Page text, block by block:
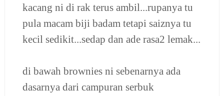
kacang ni di rak terus ambil...rupanya tu
pula macam biji badam tetapi saiznya tu
kecil sedikit...sedap dan ade rasa2 lemak...
di bawah brownies ni sebenarnya ada
dasarnya dari campuran serbuk